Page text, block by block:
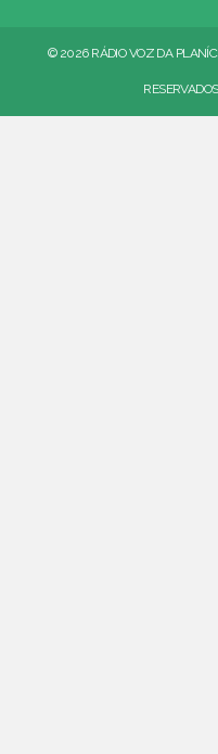
© 2026 RÁDIO VOZ DA